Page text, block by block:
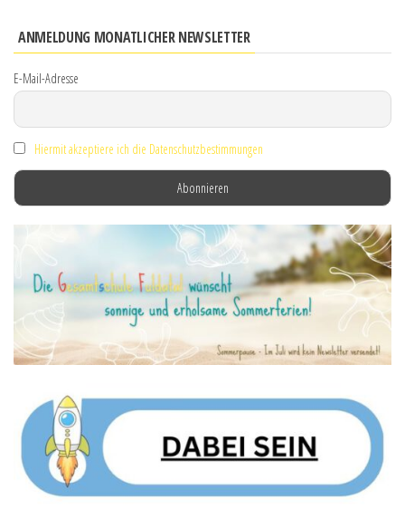
ANMELDUNG MONATLICHER NEWSLETTER
E-Mail-Adresse
Hiermit akzeptiere ich die Datenschutzbestimmungen